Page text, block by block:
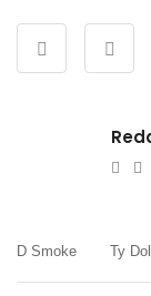
D Smoke Ty